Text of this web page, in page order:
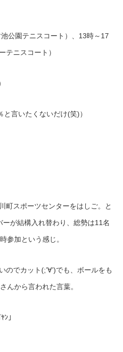
公園テニスコート）、13時～17
テニスコート）
言いたくないだけ(笑)）
町スポーツセンターをはしご。と
が結構入れ替わり、総勢は11名
参加という感じ。
のでカット(;’∀’)でも、ボールをも
んから言われた言葉。
」